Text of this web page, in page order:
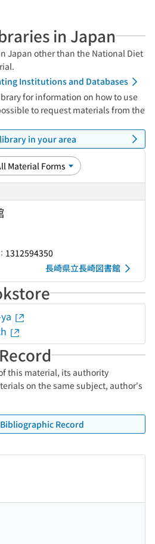
in Japan
Japan other than the National Diet
Institutions and Databases
for information on how to use
to request materials from the
in your area
1312594350
長崎県立長崎図書館
this material, its authority
on the same subject, author's
Record